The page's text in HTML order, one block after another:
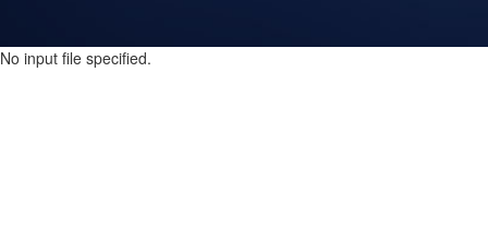
No input file specified.